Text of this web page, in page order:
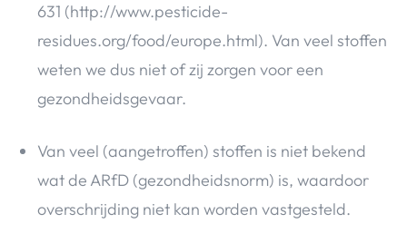
631 (http://www.pesticide-
residues.org/food/europe.html). Van veel stoffen
weten we dus niet of zij zorgen voor een
gezondheidsgevaar.
Van veel (aangetroffen) stoffen is niet bekend
wat de ARfD (gezondheidsnorm) is, waardoor
overschrijding niet kan worden vastgesteld.